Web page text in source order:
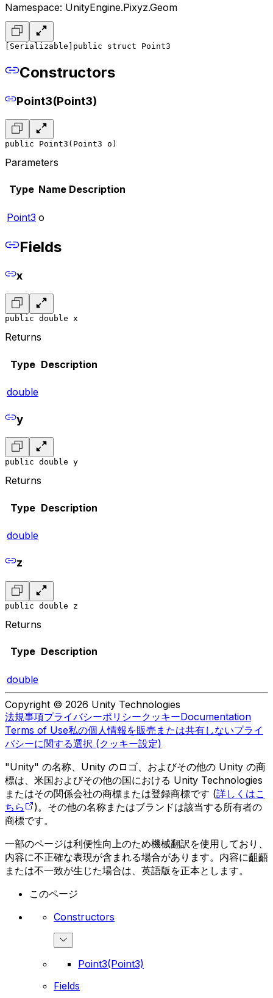
Namespace: UnityEngine.Pixyz.Geom
[Serializable] public struct Point3
Constructors
Point3(Point3)
public Point3(Point3 o)
Parameters
Type Name Description
Point3 o
Fields
x
public double x
Returns
Type Description
double
y
public double y
Returns
Type Description
double
z
public double z
Returns
Type Description
double
Copyright © 2026 Unity Technologies
法規事項プライバシーポリシークッキーDocumentation
Terms of Use私の個人情報を販売または共有しないプライ
バシーに関する選択 (クッキー設定)
"Unity" の名称、Unity のロゴ、およびその他の Unity の商
標は、米国およびその他の国における Unity Technologies
またはその関係会社の商標または登録商標です (詳しくはこ
ちら
)。その他の名称またはブランドは該当する所有者の
商標です。
一部のページは利便性向上のため機械翻訳を使用しており、
内容に不正確な表現が含まれる場合があります。内容に齟齬
または不一致が生じた場合は、英語版を正本とします。
このページ
Constructors
Point3(Point3)
Fields